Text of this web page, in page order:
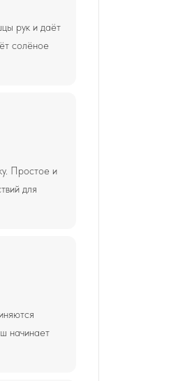
рук и даёт
солёное
Простое и
для
начинает